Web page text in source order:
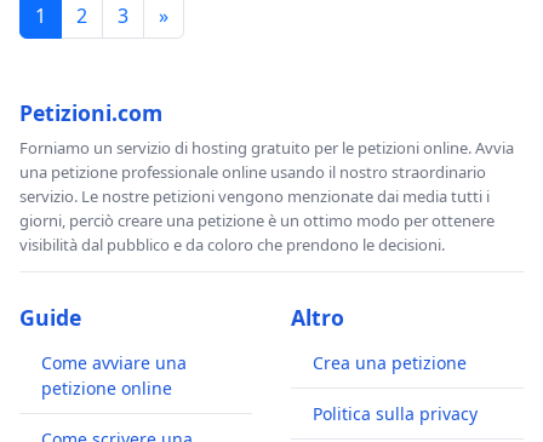
1 2 3 »
Petizioni.com
Forniamo un servizio di hosting gratuito per le petizioni online. Avvia
una petizione professionale online usando il nostro straordinario
servizio. Le nostre petizioni vengono menzionate dai media tutti i
giorni, perciò creare una petizione è un ottimo modo per ottenere
visibilità dal pubblico e da coloro che prendono le decisioni.
Guide
Come avviare una
petizione online
Altro
Crea una petizione
Politica sulla privacy